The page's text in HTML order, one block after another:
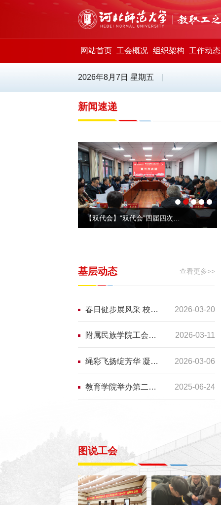
网站首页 工会概况 组织架构 工作动态
2026年8月7日 星期五
新闻速递
基层动态 查看更多>>
2026-03-20
春日健步展风采 校园同行促健康——附属实验中学工会成功举办校园健步走活动
2026-03-11
附属民族学院工会举办庆祝“三八”国际劳动妇女节游艺活动
2026-03-06
绳彩飞扬绽芳华 凝心聚力向未来 —— 物理学院举办三八妇女节跳绳娱乐赛
2025-06-24
教育学院举办第二期心肺复苏技能培训
图说工会